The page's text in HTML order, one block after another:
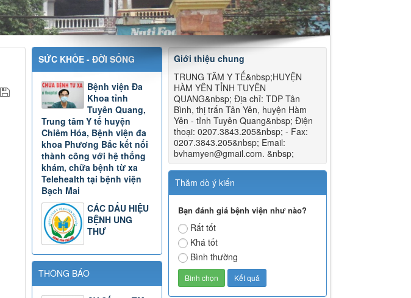
Giới thiệu chung
TRUNG TÂM Y TẾ&nbsp;HUYỆN
HÀM YÊN TỈNH TUYÊN
QUANG&nbsp; Địa chỉ: TDP Tân
Bình, thị trấn Tân Yên, huyện Hàm
Yên - tỉnh Tuyên Quang&nbsp; Điện
thoại: 0207.3843.205&nbsp; - Fax:
0207.3843.205&nbsp; Email:
bvhamyen@gmail.com. &nbsp;
Thăm dò ý kiến
Bạn đánh giá bệnh viện như nào?
Rất tốt
Khá tốt
Bình thường
SỨC KHỎE - ĐỜI SỐNG
Bệnh viện Đa
Khoa tỉnh
Tuyên Quang,
Trung tâm Y tế huyện
Chiêm Hóa, Bệnh viện đa
khoa Phương Bắc kết nối
thành công với hệ thống
khám, chữa bệnh từ xa
Telehealth tại bệnh viện
Bạch Mai
CÁC DẤU HIỆU
BỆNH UNG
THƯ
THÔNG BÁO